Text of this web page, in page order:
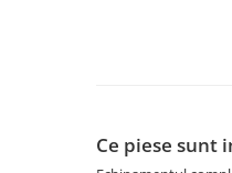
Ce piese sunt